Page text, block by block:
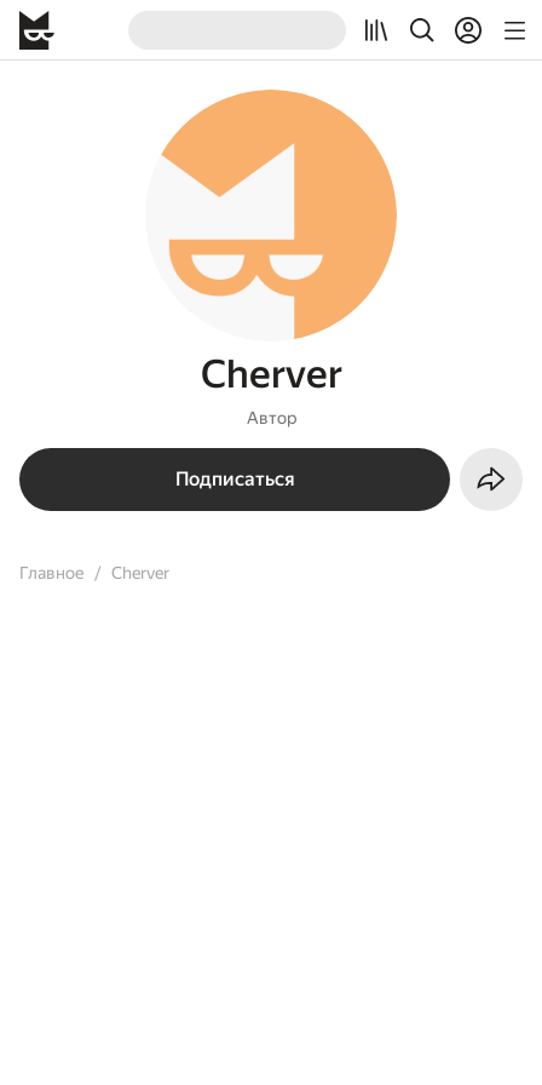
Cherver
Автор
Подписаться
Главное Cherver